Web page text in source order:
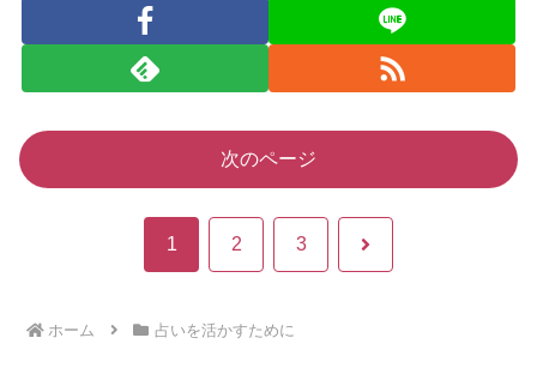
次のページ
1 2 3 次
ホーム 占いを活かすために